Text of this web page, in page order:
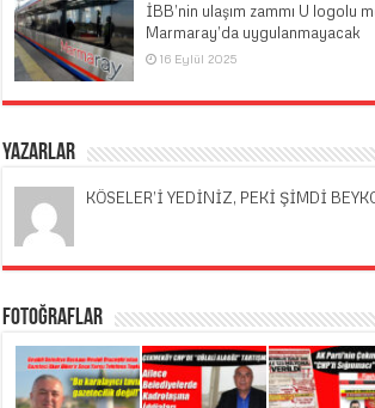
İBB’nin ulaşım zammı U logolu
Marmaray’da uygulanmayacak
16 Eylül 2025
Yazarlar
KÖSELER’İ YEDİNİZ, PEKİ ŞİMDİ
Fotoğraflar